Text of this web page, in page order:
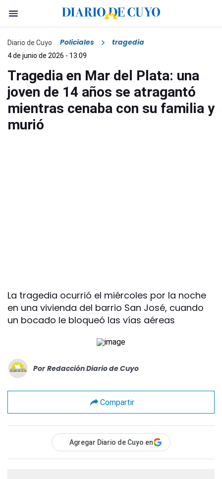
Diario de Cuyo Policiales tragedia
4 de junio de 2026 - 13:09
Tragedia en Mar del Plata: una
joven de 14 años se atragantó
mientras cenaba con su familia y
murió
La tragedia ocurrió el miércoles por la noche
en una vivienda del barrio San José, cuando
un bocado le bloqueó las vías aéreas
Por Redacción Diario de Cuyo
Compartir
Agregar Diario de Cuyo en